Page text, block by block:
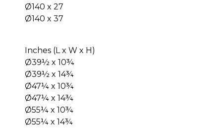
Ø140 x 27
Ø140 x 37
Inches (L x W x H)
Ø39½ x 10¾
Ø39½ x 14¾
Ø47¼ x 10¾
Ø47¼ x 14¾
Ø55¼ x 10¾
Ø55¼ x 14¾